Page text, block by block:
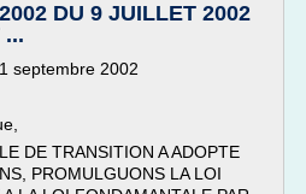
DU 9 JUILLET 2002
...
septembre 2002
DE TRANSITION A ADOPTE
PROMULGUONS LA LOI